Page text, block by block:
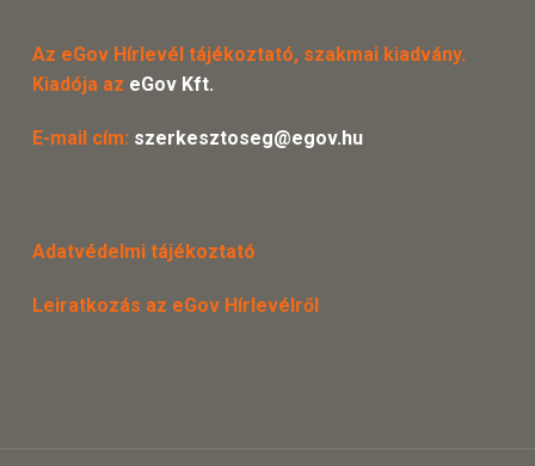
Az eGov Hírlevél tájékoztató, szakmai kiadvány.
Kiadója az eGov Kft.
E-mail cím: szerkesztoseg@egov.hu
Adatvédelmi tájékoztató
Leiratkozás az eGov Hírlevélről